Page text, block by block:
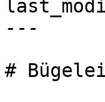
---
#